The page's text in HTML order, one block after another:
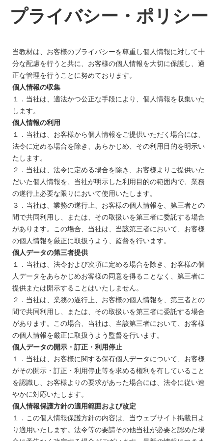
プライバシー・ポリシー
当教材は、お客様のプライバシーを尊重し個人情報に対して十
分な配慮を行うと共に、お客様の個人情報を大切に保護し、適
正な管理を行うことに努めております。
個人情報の収集
１．当社は、適法かつ公正な手段により、個人情報を収集いた
します。
個人情報の利用
１．当社は、お客様から個人情報をご提供いただく場合には、
法令に定める場合を除き、あらかじめ、その利用目的を明示い
たします。
２．当社は、法令に定める場合を除き、お客様よりご提供いた
だいた個人情報を、当社が明示した利用目的の範囲内で、業務
の遂行上必要な限りにおいて使用いたします。
３．当社は、業務の遂行上、お客様の個人情報を、第三者との
間で共同利用し、または、その取扱いを第三者に委託する場合
があります。この場合、当社は、当該第三者において、お客様
の個人情報を厳正に取扱うよう、監督を行います。
個人データの第三者提供
１．当社は、法令および次項に定める場合を除き、お客様の個
人データをあらかじめお客様の同意を得ることなく、第三者に
提供または開示することはいたしません。
２．当社は、業務の遂行上、お客様の個人情報を、第三者との
間で共同利用し、または、その取扱いを第三者に委託する場合
があります。この場合、当社は、当該第三者において、お客様
の個人情報を厳正に取扱うよう監督を行います。
個人データの開示・訂正・利用停止
１．当社は、お客様に関する保有個人データについて、お客様
がその開示・訂正・利用停止等を求める権利を有していること
を認識し、お客様よりの要求があった場合には、法令に従い速
やかに対応いたします。
個人情報保護方針の適用範囲および改定
１．この個人情報保護方針の内容は、当ウェブサイト掲載日よ
り適用いたします。法令等の要請その他当社が必要と認めた場